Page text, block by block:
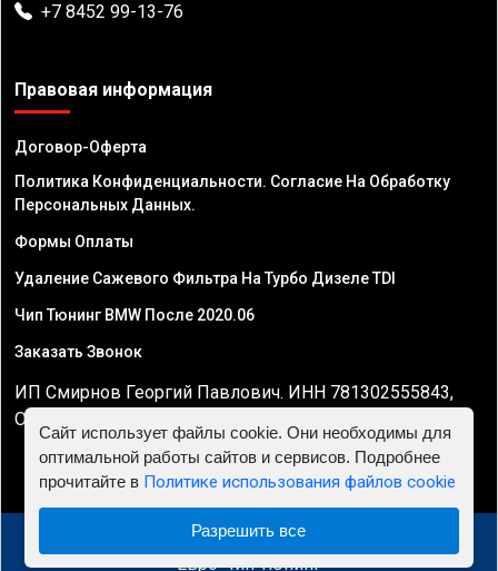
+7 8452 99-13-76
Правовая информация
Договор-Оферта
Политика Конфиденциальности. Согласие На Обработку
Персональных Данных.
Формы Оплаты
Удаление Сажевого Фильтра На Турбо Дизеле TDI
Чип Тюнинг BMW После 2020.06
Заказать Звонок
ИП Смирнов Георгий Павлович. ИНН 781302555843,
ОГРНИП 324470400032610
© 2010 - 2026 Чип тюнинг в Саратове - Автосервис
"Евро Чип Тюнинг"
Сайт использует файлы cookie. Они необходимы для
оптимальной работы сайтов и сервисов. Подробнее
прочитайте в Политике использования файлов cookie
Разрешить все